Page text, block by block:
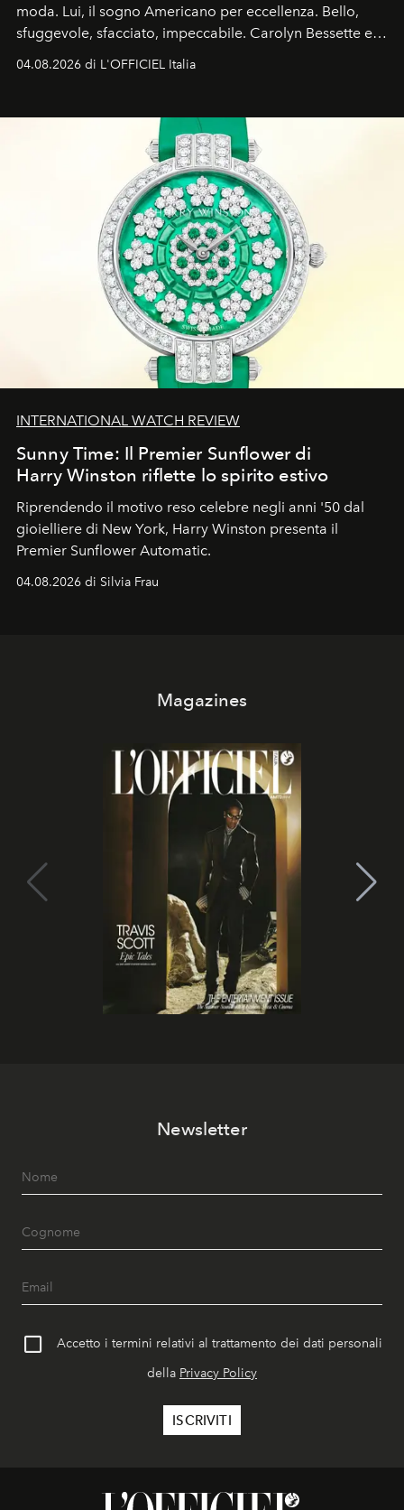
moda. Lui, il sogno Americano per eccellenza. Bello,
sfuggevole, sfacciato, impeccabile. Carolyn Bessette e
John John Kennedy sono i protagonisti della storia
04.08.2026 di L'OFFICIEL Italia
INTERNATIONAL WATCH REVIEW
Sunny Time: Il Premier Sunflower di
Harry Winston riflette lo spirito estivo
Riprendendo il motivo reso celebre negli anni '50 dal
gioielliere di New York, Harry Winston presenta il
Premier Sunflower Automatic.
04.08.2026 di Silvia Frau
Magazines
Newsletter
Accetto i termini relativi al trattamento dei dati personali
della Privacy Policy